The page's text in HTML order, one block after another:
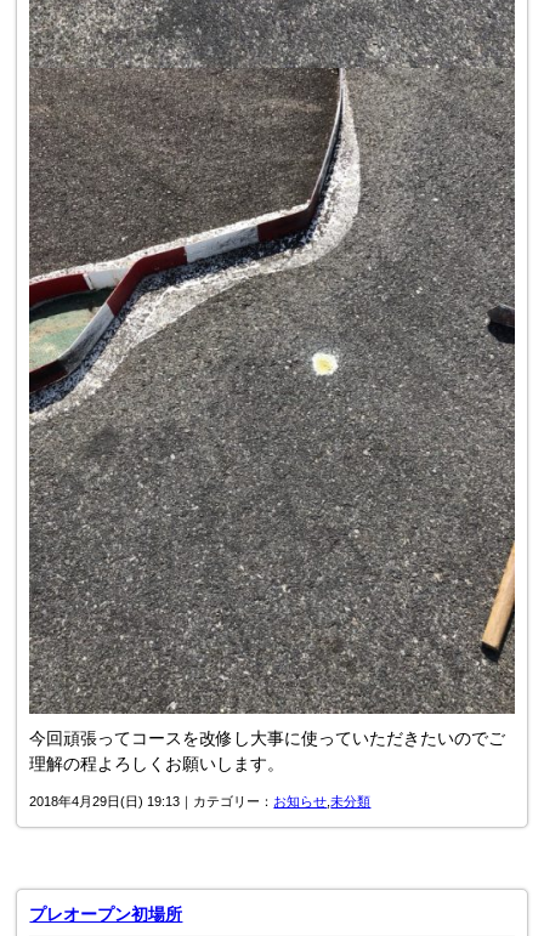
今回頑張ってコースを改修し大事に使っていただきたいのでご
理解の程よろしくお願いします。
2018年4月29日(日) 19:13｜カテゴリー： お知らせ ,未分類
プレオープン初場所